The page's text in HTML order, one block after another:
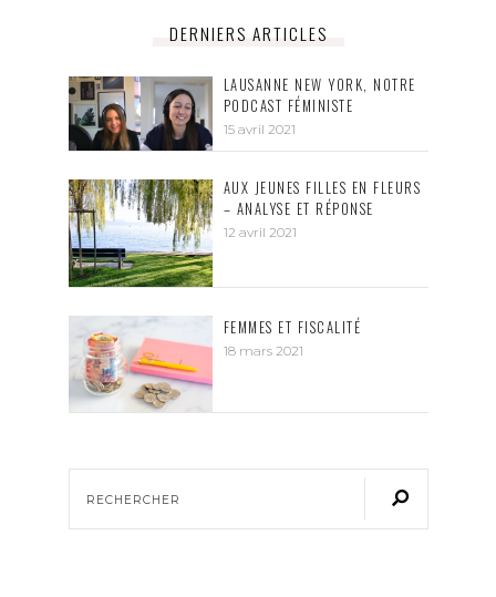
DERNIERS ARTICLES
LAUSANNE NEW YORK, NOTRE
PODCAST FÉMINISTE
15 avril 2021
AUX JEUNES FILLES EN FLEURS
– ANALYSE ET RÉPONSE
12 avril 2021
FEMMES ET FISCALITÉ
18 mars 2021